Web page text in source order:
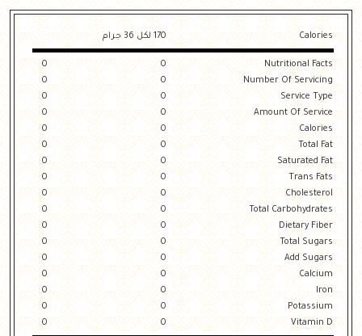
Calories 170 لكل 36 جرام
Nutritional Facts
0
0
Number Of Servicing
0
0
Service Type
0
0
Amount Of Service
0
0
Calories
0
0
Total Fat
0
0
Saturated Fat
0
0
Trans Fats
0
0
Cholesterol
0
0
Total Carbohydrates
0
0
Dietary Fiber
0
0
Total Sugars
0
0
Add Sugars
0
0
Calcium
0
0
Iron
0
0
Potassium
0
0
Vitamin D
0
0